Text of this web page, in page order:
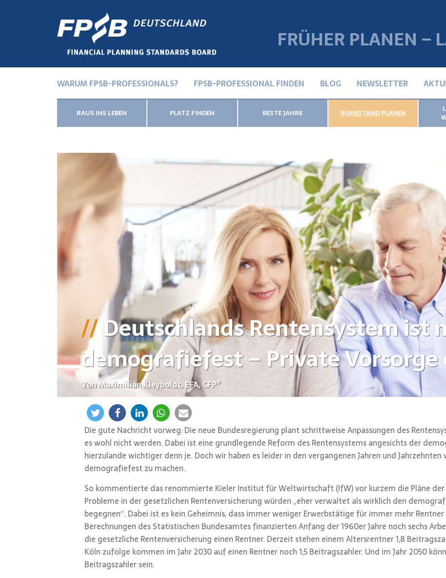
FRÜHER PLANEN –
WARUM FPSB-PROFESSIONALS? FPSB-PROFESSIONAL FINDEN BLOG NEWSLETTER
RAUS INS LEBEN PLATZ FINDEN BESTE JAHRE RUHESTAND PLANEN
Deutschlands Rentensystem ist
demografiefest – Private Vorsorge
Von Maximilian Kleyboldt, EFA, CFP®
Die gute Nachricht vorweg: Die neue Bundesregierung plant schrittweise Anpassungen des
es wohl nicht werden. Dabei ist eine grundlegende Reform des Rentensystems angesichts der
hierzulande wichtiger denn je. Doch wir haben es leider in den vergangenen Jahren und Jahrzehnten
demografiefest zu machen.
So kommentierte das renommierte Kieler Institut für Weltwirtschaft (IfW) vor kurzem die Pläne der
Probleme in der gesetzlichen Rentenversicherung würden „eher verwaltet als wirklich den
begegnen“. Dabei ist es kein Geheimnis, dass immer weniger Erwerbstätige für immer mehr
Berechnungen des Statistischen Bundesamtes finanzierten Anfang der 1960er Jahre noch sechs
die gesetzliche Rentenversicherung einen Rentner. Derzeit stehen einem Altersrentner 1,8
Köln zufolge kommen im Jahr 2030 auf einen Rentner noch 1,5 Beitragszahler. Und im Jahr 2050
Beitragszahler sein.